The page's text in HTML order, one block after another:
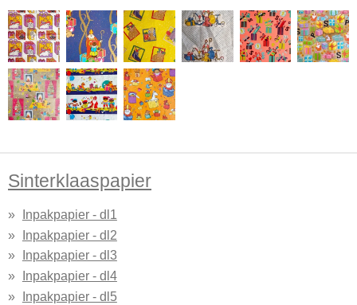
Sinterklaaspapier
Inpakpapier - dl1
Inpakpapier - dl2
Inpakpapier - dl3
Inpakpapier - dl4
Inpakpapier - dl5